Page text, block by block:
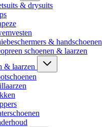
& drysuits
& handschoenen
schoenen & laarzen
& laarzen